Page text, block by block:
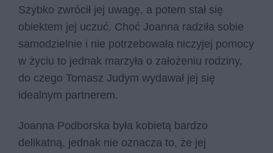
Szybko zwrócił jej uwagę, a potem stał się
obiektem jej uczuć. Choć Joanna radziła sobie
samodzielnie i nie potrzebowała niczyjej pomocy
w życiu to jednak marzyła o założeniu rodziny,
do czego Tomasz Judym wydawał jej się
idealnym partnerem.
Joanna Podborska była kobietą bardzo
delikatną, jednak nie oznacza to, że jej